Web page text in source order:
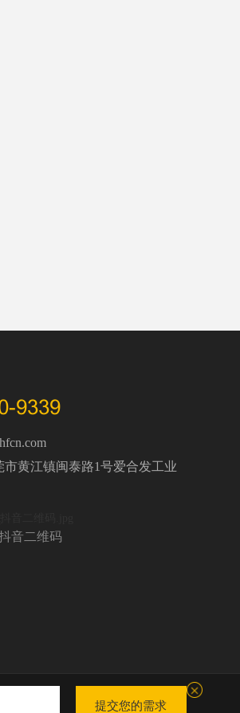
提交您的需求
9339
黄江镇闽泰路1号爱合发工业
音二维码